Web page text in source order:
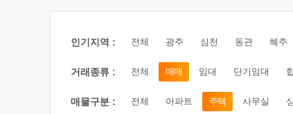
인기지역 : 전체 광주 심천 동관 혜주
거래종류 : 전체 매매 임대 단기임대
매물구분 : 전체 아파트 주택 사무실